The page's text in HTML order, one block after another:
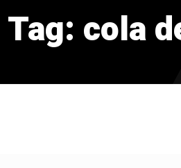
Envio Whatsapp por
Tag: cola